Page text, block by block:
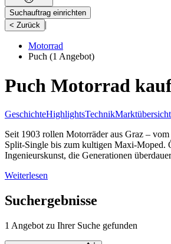
Suchauftrag einrichten
< Zurück |
Motorrad
Puch (1 Angebot)
Puch Motorrad
GeschichteHighlightsTechnikMarktübersicht
Seit 1903 rollen Motorräder aus Graz –
Split-Single bis zum kultigen Maxi-Moped.
Ingenieurskunst, die Generationen
Weiterlesen
Suchergebnisse
1 Angebot zu Ihrer Suche gefunden